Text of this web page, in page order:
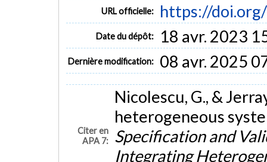
URL officielle: https://
Date du dépôt: 18 avr. 2023
Dernière modification: 08 avr. 2025
Citer en
APA 7:
Nicolescu, G., &
heterogeneous
Specification and
Integrating